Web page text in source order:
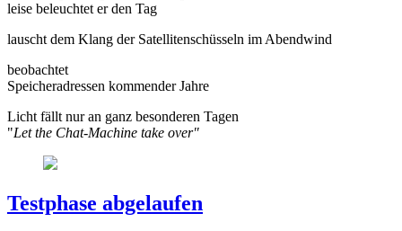
leise beleuchtet er den Tag
lauscht dem Klang der Satellitenschüsseln im Abendwind
beobachtet
Speicheradressen kommender Jahre
Licht fällt nur an ganz besonderen Tagen
"Let the Chat-Machine take over"
Testphase abgelaufen